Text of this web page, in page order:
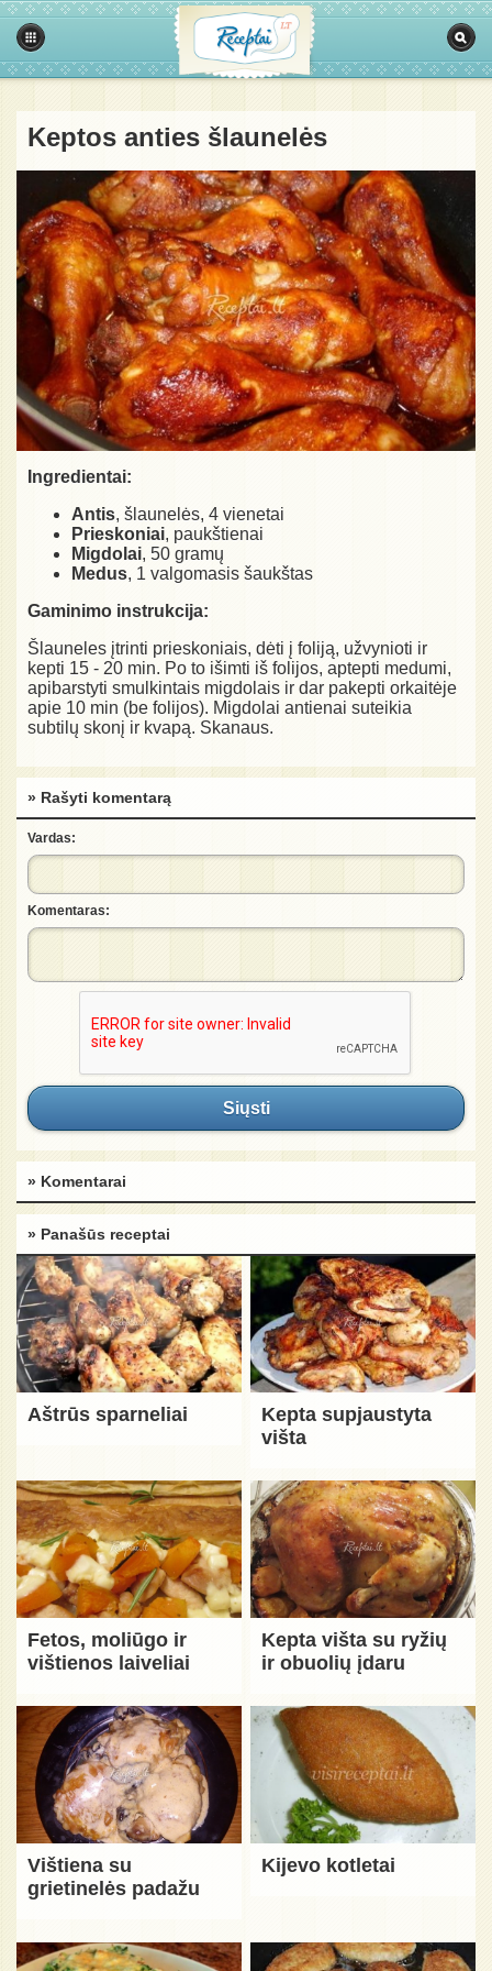
Keptos anties šlaunelės
Ingredientai:
Antis, šlaunelės, 4 vienetai
Prieskoniai, paukštienai
Migdolai, 50 gramų
Medus, 1 valgomasis šaukštas
Gaminimo instrukcija:
Šlauneles įtrinti prieskoniais, dėti į foliją, užvynioti ir
kepti 15 - 20 min. Po to išimti iš folijos, aptepti medumi,
apibarstyti smulkintais migdolais ir dar pakepti orkaitėje
apie 10 min (be folijos). Migdolai antienai suteikia
subtilų skonį ir kvapą. Skanaus.
» Rašyti komentarą
Vardas:
Komentaras:
Siųsti
» Komentarai
» Panašūs receptai
Aštrūs sparneliai
Kepta supjaustyta
višta
Fetos, moliūgo ir
vištienos laiveliai
Kepta višta su ryžių
ir obuolių įdaru
Vištiena su
grietinelės padažu
Kijevo kotletai